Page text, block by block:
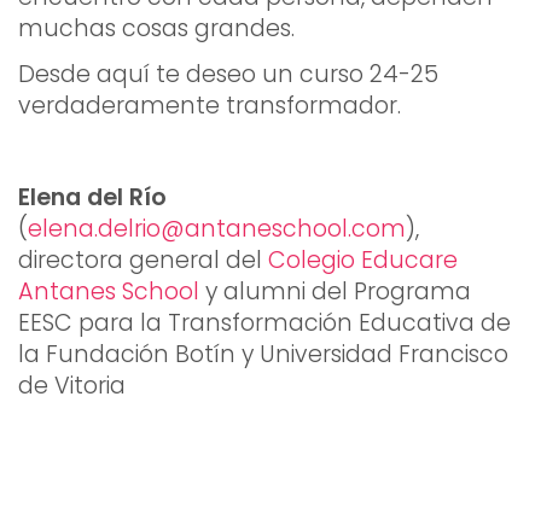
muchas cosas grandes.
Desde aquí te deseo un curso 24-25
verdaderamente transformador.
Elena del Río
(elena.delrio@antaneschool.com),
directora general del Colegio Educare
Antanes School y alumni del Programa
EESC para la Transformación Educativa de
la Fundación Botín y Universidad Francisco
de Vitoria